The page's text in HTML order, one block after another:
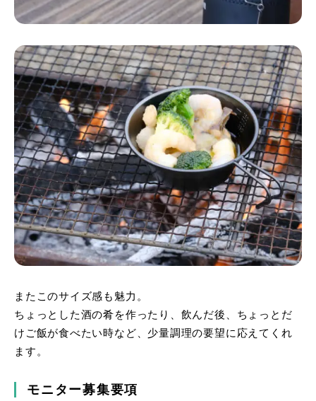
またこのサイズ感も魅力。
ちょっとした酒の肴を作ったり、飲んだ後、ちょっとだ
けご飯が食べたい時など、少量調理の要望に応えてくれ
ます。
モニター募集要項